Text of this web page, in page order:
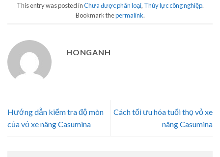
This entry was posted inChưa được phân loại, Thủy lực công nghiệp.
Bookmark thepermalink.
HONGANH
Hướng dẫn kiểm tra độ mòn
của vỏ xe nâng Casumina
Cách tối ưu hóa tuổi thọ vỏ xe
nâng Casumina